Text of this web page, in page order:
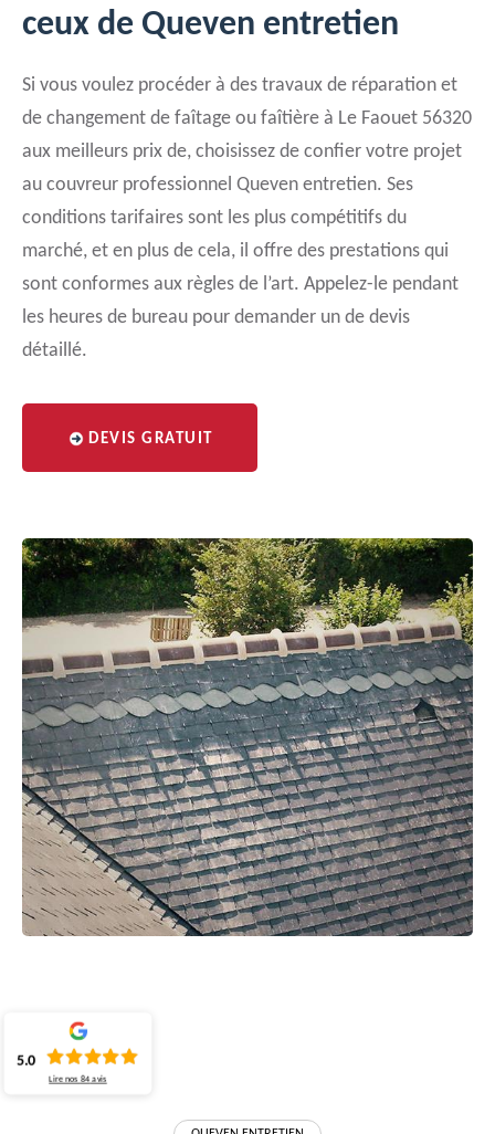
ceux de Queven entretien
Si vous voulez procéder à des travaux de réparation et
de changement de faîtage ou faîtière à Le Faouet 56320
aux meilleurs prix de, choisissez de confier votre projet
au couvreur professionnel Queven entretien. Ses
conditions tarifaires sont les plus compétitifs du
marché, et en plus de cela, il offre des prestations qui
sont conformes aux règles de l’art. Appelez-le pendant
les heures de bureau pour demander un de devis
détaillé.
DEVIS GRATUIT
5.0
Lire nos84 avis